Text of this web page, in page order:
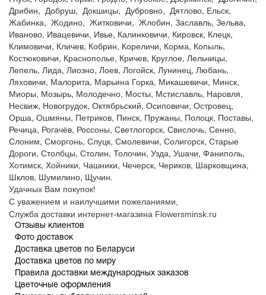
Дрибин, Добруш, Докшицы, Дубровно, Дятлово, Ельск,
Жабинка, Жодино, Житковичи, Жлобин, Заславль, Зельва,
Иваново, Ивацевичи, Ивье, Калинковичи, Кировск, Клецк,
Климовичи, Кличев, Кобрин, Кореличи, Корма, Копыль,
Костюковичи, Краснополье, Кричев, Круглое, Лельчицы,
Лепель, Лида, Лиозно, Лоев, Логойск, Лунинец, Любань,
Ляховичи, Малорита, Марьина Горка, Микашевичи, Минск,
Миоры, Мозырь, Молодечно, Мосты, Мстиславль, Наровля,
Несвиж, Новогрудок, Октябрьский, Осиповичи, Островец,
Орша, Ошмяны, Петриков, Пинск, Пружаны, Полоцк, Поставы,
Речица, Рогачёв, Россоны, Светлогорск, Свислочь, Сенно,
Слоним, Сморгонь, Слуцк, Смолевичи, Солигорск, Старые
Дороги, Столбцы, Столин, Толочин, Узда, Ушачи, Фаниполь,
Хотимск, Хойники, Чашники, Чечерск, Чериков, Шарковщина,
Шклов, Шумилино, Щучин.
Удачных Вам покупок!
С уважением и наилучшими пожеланиями,
Служба доставки интернет-магазина Flowersminsk.ru
Отзывы клиентов
Фото доставок
Доставка цветов по Беларуси
Доставка цветов по миру
Правила доставки международных заказов
Цветочные оформления